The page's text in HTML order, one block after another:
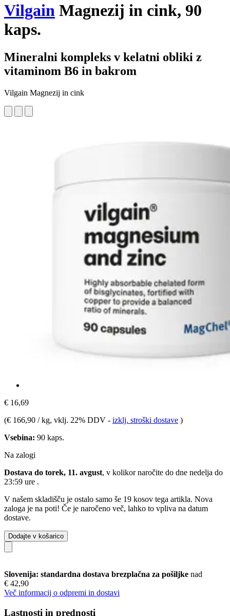
Vilgain Magnezij in cink, 90
kaps.
Mineralni kompleks v kelatni obliki z
vitaminom B6 in bakrom
Vilgain Magnezij in cink
€ 16,69
(€ 166,90 / kg, vklj. 22% DDV - izklj. stroški dostave )
Vsebina: 90 kaps.
Na zalogi
Dostava do torek, 11. avgust, v kolikor naročite do dne nedelja do
23:59 ure .
V našem skladišču je ostalo samo še 19 kosov tega artikla. Nova
zaloga je na poti! Če je naročeno več, lahko to vpliva na datum
dostave.
Dodajte v košarico
Slovenija: standardna dostava brezplačna za pošiljke nad
€ 42,90
Več informacij o odpremi in dostavi
Lastnosti in prednosti